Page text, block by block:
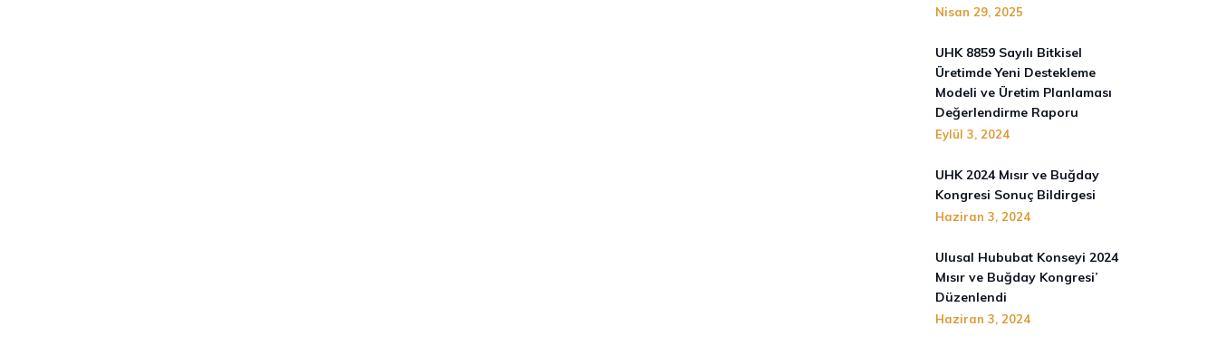
Nisan 29, 2025
UHK 8859 Sayılı Bitkisel
Üretimde Yeni Destekleme
Modeli ve Üretim Planlaması
Değerlendirme Raporu
Eylül 3, 2024
UHK 2024 Mısır ve Buğday
Kongresi Sonuç Bildirgesi
Haziran 3, 2024
Ulusal Hububat Konseyi 2024
Mısır ve Buğday Kongresi’
Düzenlendi
Haziran 3, 2024